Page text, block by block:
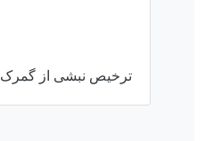
ترخیص نبشی از گمرک